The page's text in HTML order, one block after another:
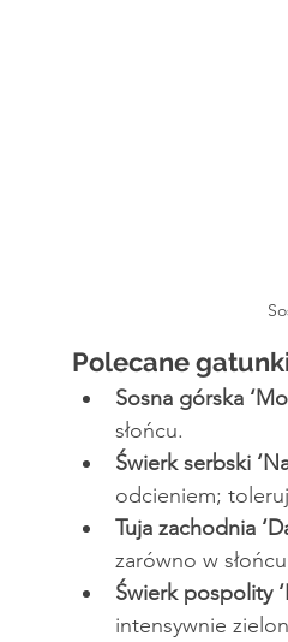
Polecane
Sosna górska
słońcu.
Świerk serbski
odcieniem;
Tuja zachodnia
zarówno w
Świerk pospolity
intensywnie